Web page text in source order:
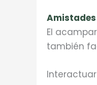
Amistades
El
también